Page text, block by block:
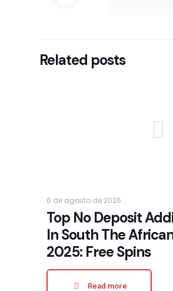
Related posts
6 de agosto de 2026
Top No Deposit
In South The
2025: Free Spins
Read more